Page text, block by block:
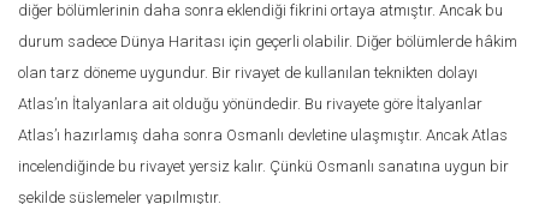
diğer bölümlerinin daha sonra eklendiği fikrini ortaya atmıştır. Ancak bu
durum sadece Dünya Haritası için geçerli olabilir. Diğer bölümlerde hâkim
olan tarz döneme uygundur. Bir rivayet de kullanılan teknikten dolayı
Atlas’ın İtalyanlara ait olduğu yönündedir. Bu rivayete göre İtalyanlar
Atlas’ı hazırlamış daha sonra Osmanlı devletine ulaşmıştır. Ancak Atlas
incelendiğinde bu rivayet yersiz kalır. Çünkü Osmanlı sanatına uygun bir
şekilde süslemeler yapılmıştır.